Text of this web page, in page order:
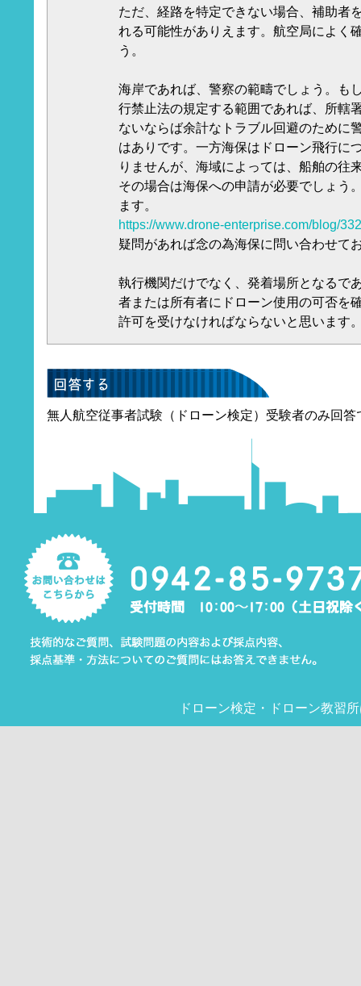
ただ、経路を特定できない場合、補助者
れる可能性がありえます。航空局によく
う。
海岸であれば、警察の範疇でしょう。も
行禁止法の規定する範囲であれば、所轄
ないならば余計なトラブル回避のために
はありです。一方海保はドローン飛行に
りませんが、海域によっては、船舶の往
その場合は海保への申請が必要でしょう
ます。
https://www.drone-enterprise.com/blog/
疑問があれば念の為海保に問い合わせて
執行機関だけでなく、発着場所となるで
者または所有者にドローン使用の可否を
許可を受けなければならないと思います
無人航空従事者試験（ドローン検定）受験者のみ回答
ドローン検定 ・ ドローン教習所